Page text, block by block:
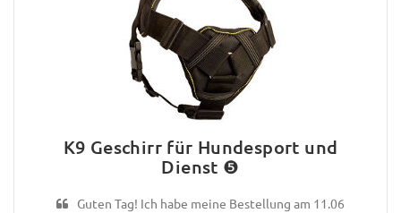
K9 Geschirr für Hundesport und
Dienst ❺
Guten Tag! Ich habe meine Bestellung am 11.06